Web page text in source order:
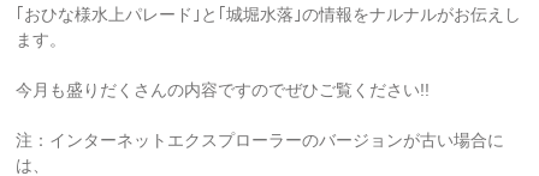
｢おひな様水上パレード｣と｢城堀水落｣の情報をナルナルがお伝えし
ます。
今月も盛りだくさんの内容ですのでぜひご覧ください!!
注：インターネットエクスプローラーのバージョンが古い場合に
は、